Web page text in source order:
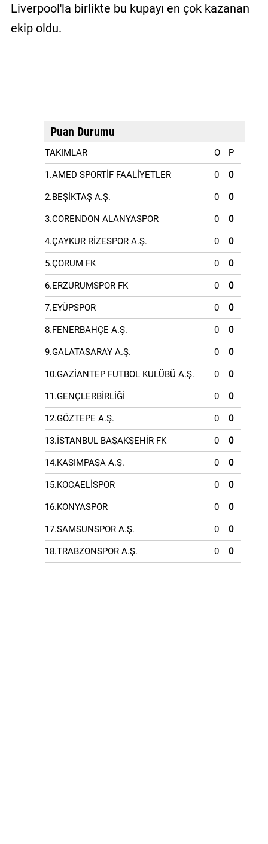
Liverpool'la birlikte bu kupayı en çok kazanan
ekip oldu.
Puan Durumu
TAKIMLAR O P
1.AMED SPORTİF FAALİYETLER 0 0
2.BEŞİKTAŞ A.Ş. 0 0
3.CORENDON ALANYASPOR 0 0
4.ÇAYKUR RİZESPOR A.Ş. 0 0
5.ÇORUM FK 0 0
6.ERZURUMSPOR FK 0 0
7.EYÜPSPOR 0 0
8.FENERBAHÇE A.Ş. 0 0
9.GALATASARAY A.Ş. 0 0
10.GAZİANTEP FUTBOL KULÜBÜ A.Ş. 0 0
11.GENÇLERBİRLİĞİ 0 0
12.GÖZTEPE A.Ş. 0 0
13.İSTANBUL BAŞAKŞEHİR FK 0 0
14.KASIMPAŞA A.Ş. 0 0
15.KOCAELİSPOR 0 0
16.KONYASPOR 0 0
17.SAMSUNSPOR A.Ş. 0 0
18.TRABZONSPOR A.Ş. 0 0